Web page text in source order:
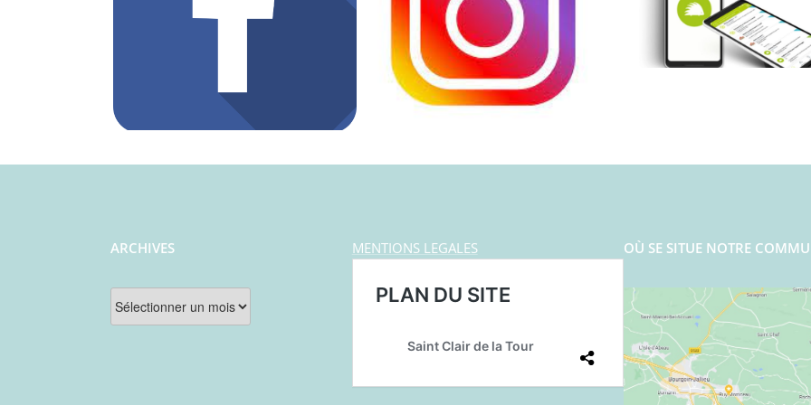
ARCHIVES
Archives
MENTIONS LEGALES OÙ SE SITUE NOTRE